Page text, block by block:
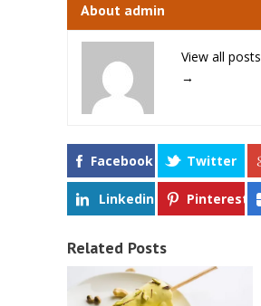
About admin
View all
→
Facebook Twitter
Linkedin Pinterest
Related Posts